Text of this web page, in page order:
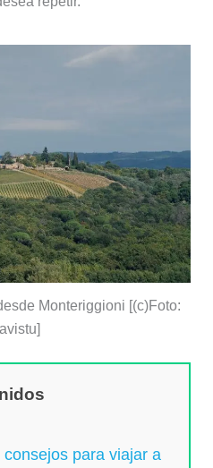
Monteriggioni [(c)Foto:
para viajar a